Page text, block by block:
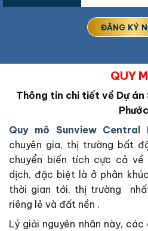
QUY
Thông tin chi tiết về Dự
Phước
Quy mô Sunview Central
chuyên gia, thị trường bất
chuyển biến tích cực cả về
dịch, đặc biệt là ở phân
thời gian tới, thị trường
riêng lẻ và đất nền .
Lý giải nguyên nhân này,